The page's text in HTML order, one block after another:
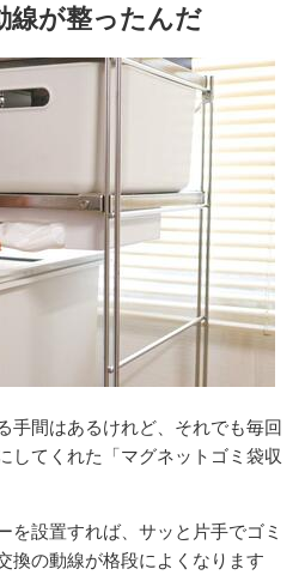
線が整ったんだ
手間はあるけれど、それでも毎回
してくれた「マグネットゴミ袋収
を設置すれば、サッと片手でゴミ
換の動線が格段によくなります